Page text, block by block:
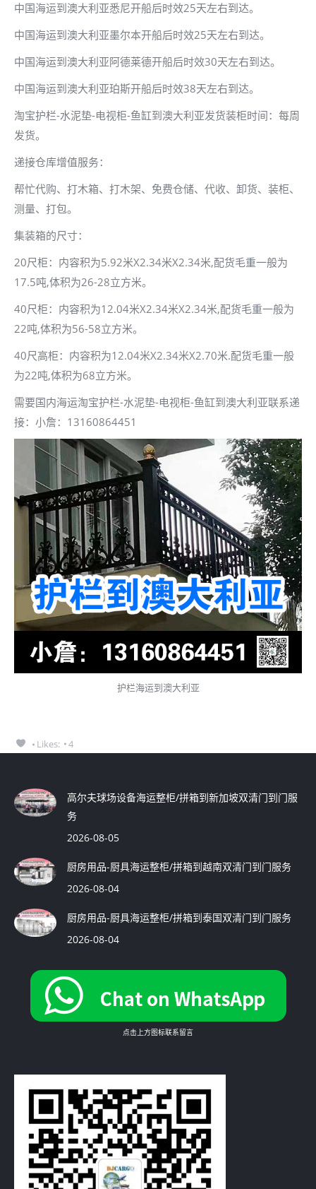
中国海运到澳大利亚悉尼开船后时效25天左右到达。
中国海运到澳大利亚墨尔本开船后时效25天左右到达。
中国海运到澳大利亚阿德莱德开船后时效30天左右到达。
中国海运到澳大利亚珀斯开船后时效38天左右到达。
淘宝护栏-水泥垫-电视柜-鱼缸到澳大利亚发货装柜时间：每周
发货。
递接仓库增值服务：
帮忙代购、打木箱、打木架、免费仓储、代收、卸货、装柜、
测量、打包。
集装箱的尺寸：
20尺柜：内容积为5.92米X2.34米X2.34米,配货毛重一般为
17.5吨,体积为26-28立方米。
40尺柜：内容积为12.04米X2.34米X2.34米,配货毛重一般为
22吨,体积为56-58立方米。
40尺高柜：内容积为12.04米X2.34米X2.70米.配货毛重一般
为22吨,体积为68立方米。
需要国内海运淘宝护栏-水泥垫-电视柜-鱼缸到澳大利亚联系递
接：小詹：13160864451
护栏海运到澳大利亚
Likes: 4
高尔夫球场设备海运整柜/拼箱到新加坡双清门到门服
务
2026-08-05
厨房用品-厨具海运整柜/拼箱到越南双清门到门服务
2026-08-04
厨房用品-厨具海运整柜/拼箱到泰国双清门到门服务
2026-08-04
点击上方图标联系留言